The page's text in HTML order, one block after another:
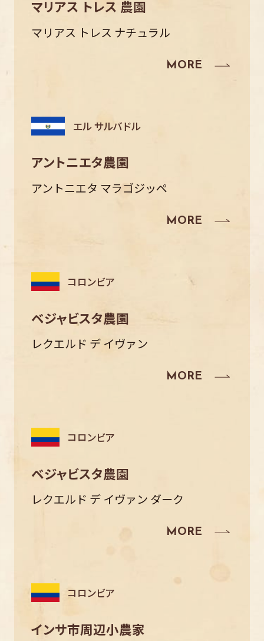
マリアス トレス 農園
マリアス トレス ナチュラル
エル サルバドル
アントニエタ農園
アントニエタ マラゴジッペ
コロンビア
ベジャビスタ農園
レクエルド デ イヴァン
コロンビア
ベジャビスタ農園
レクエルド デ イヴァン ダーク
コロンビア
インサ市周辺小農家